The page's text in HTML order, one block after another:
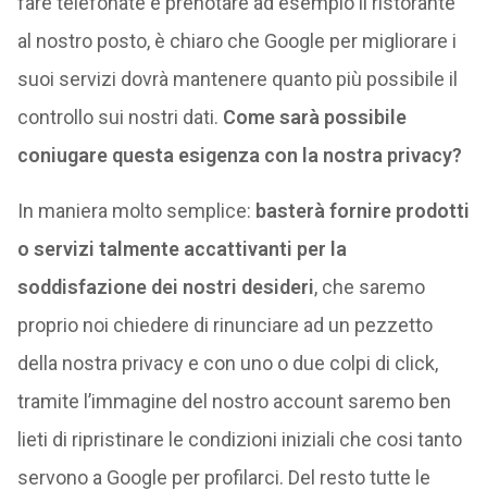
al nostro posto, è chiaro che Google per migliorare i
suoi servizi dovrà mantenere quanto più possibile il
controllo sui nostri dati. Come sarà possibile
coniugare questa esigenza con la nostra privacy?
In maniera molto semplice: basterà fornire prodotti
o servizi talmente accattivanti per la
soddisfazione dei nostri desideri, che saremo
proprio noi chiedere di rinunciare ad un pezzetto
della nostra privacy e con uno o due colpi di click,
tramite l’immagine del nostro account saremo ben
lieti di ripristinare le condizioni iniziali che cosi tanto
servono a Google per profilarci. Del resto tutte le